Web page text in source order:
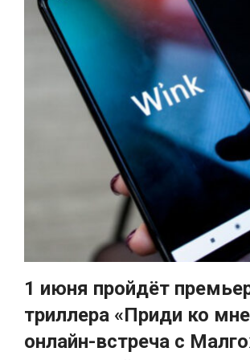
1 июня пройдёт
триллера «Приди ко
онлайн-встреча с